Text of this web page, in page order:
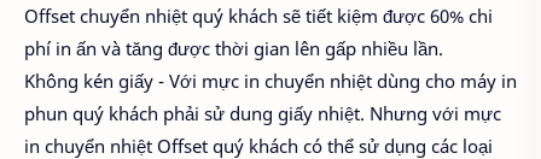
Offset chuyển nhiệt quý khách sẽ tiết kiệm được 60% chi
phí in ấn và tăng được thời gian lên gấp nhiều lần.
Không kén giấy - Với mực in chuyển nhiệt dùng cho máy in
phun quý khách phải sử dung giấy nhiệt. Nhưng với mực
in chuyển nhiệt Offset quý khách có thể sử dụng các loại